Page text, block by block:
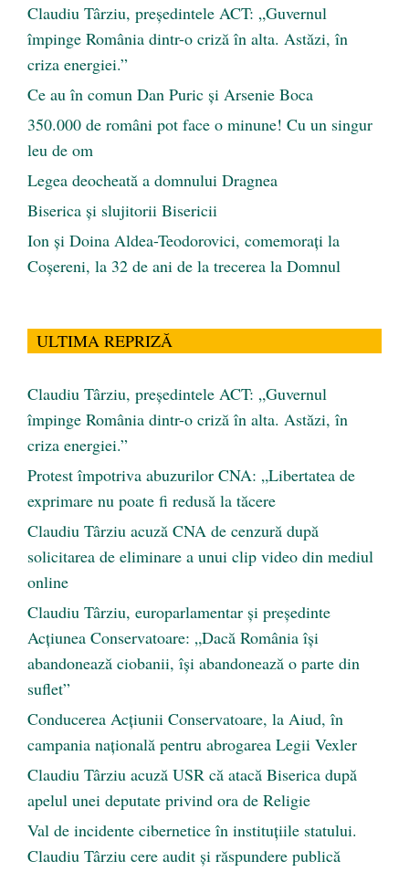
Claudiu Târziu, președintele ACT: „Guvernul
împinge România dintr-o criză în alta. Astăzi, în
criza energiei.”
Ce au în comun Dan Puric şi Arsenie Boca
350.000 de români pot face o minune! Cu un singur
leu de om
Legea deocheată a domnului Dragnea
Biserica și slujitorii Bisericii
Ion și Doina Aldea-Teodorovici, comemorați la
Coșereni, la 32 de ani de la trecerea la Domnul
ULTIMA REPRIZĂ
Claudiu Târziu, președintele ACT: „Guvernul
împinge România dintr-o criză în alta. Astăzi, în
criza energiei.”
Protest împotriva abuzurilor CNA: „Libertatea de
exprimare nu poate fi redusă la tăcere
Claudiu Târziu acuză CNA de cenzură după
solicitarea de eliminare a unui clip video din mediul
online
Claudiu Târziu, europarlamentar și președinte
Acțiunea Conservatoare: „Dacă România își
abandonează ciobanii, își abandonează o parte din
suflet”
Conducerea Acțiunii Conservatoare, la Aiud, în
campania națională pentru abrogarea Legii Vexler
Claudiu Târziu acuză USR că atacă Biserica după
apelul unei deputate privind ora de Religie
Val de incidente cibernetice în instituțiile statului.
Claudiu Târziu cere audit și răspundere publică